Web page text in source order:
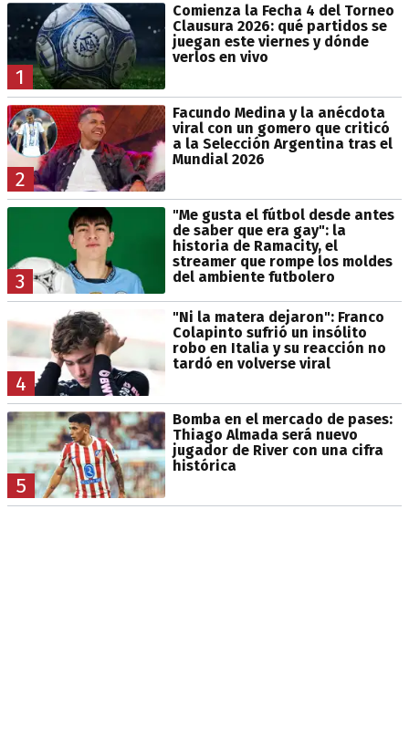
1
Comienza la Fecha 4 del Torneo
Clausura 2026: qué partidos se
juegan este viernes y dónde
verlos en vivo
2
Facundo Medina y la anécdota
viral con un gomero que criticó
a la Selección Argentina tras el
Mundial 2026
3
"Me gusta el fútbol desde antes
de saber que era gay": la
historia de Ramacity, el
streamer que rompe los moldes
del ambiente futbolero
4
"Ni la matera dejaron": Franco
Colapinto sufrió un insólito
robo en Italia y su reacción no
tardó en volverse viral
5
Bomba en el mercado de pases:
Thiago Almada será nuevo
jugador de River con una cifra
histórica